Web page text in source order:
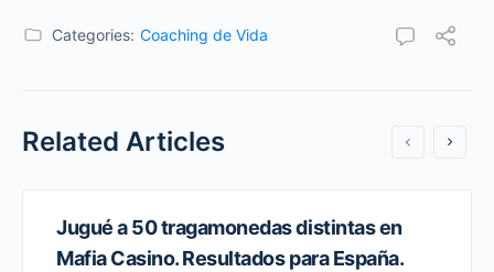
Categories: Coaching de Vida
Related Articles
Jugué a 50 tragamonedas distintas en
Mafia Casino. Resultados para España.